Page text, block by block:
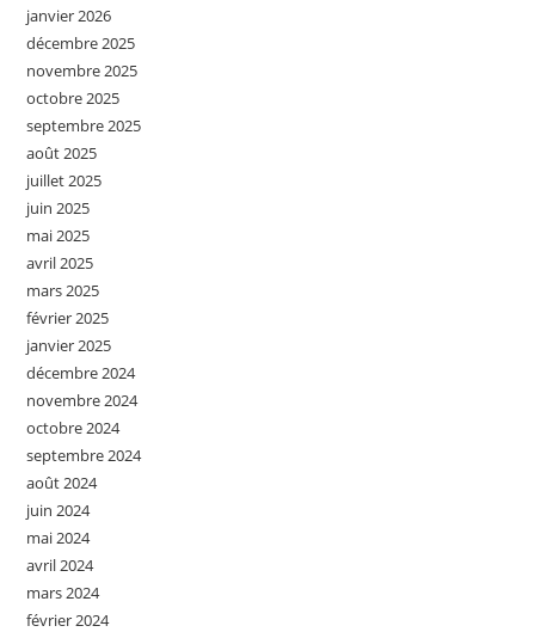
janvier 2026
décembre 2025
novembre 2025
octobre 2025
septembre 2025
août 2025
juillet 2025
juin 2025
mai 2025
avril 2025
mars 2025
février 2025
janvier 2025
décembre 2024
novembre 2024
octobre 2024
septembre 2024
août 2024
juin 2024
mai 2024
avril 2024
mars 2024
février 2024